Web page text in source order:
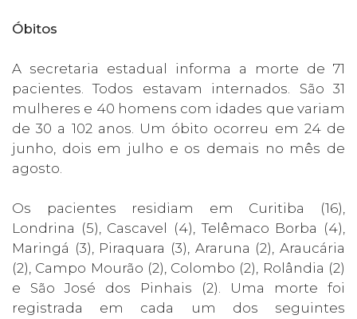
Óbitos
A secretaria estadual informa a morte de 71
pacientes. Todos estavam internados. São 31
mulheres e 40 homens com idades que variam
de 30 a 102 anos. Um óbito ocorreu em 24 de
junho, dois em julho e os demais no mês de
agosto.
Os pacientes residiam em Curitiba (16),
Londrina (5), Cascavel (4), Telêmaco Borba (4),
Maringá (3), Piraquara (3), Araruna (2), Araucária
(2), Campo Mourão (2), Colombo (2), Rolândia (2)
e São José dos Pinhais (2). Uma morte foi
registrada em cada um dos seguintes